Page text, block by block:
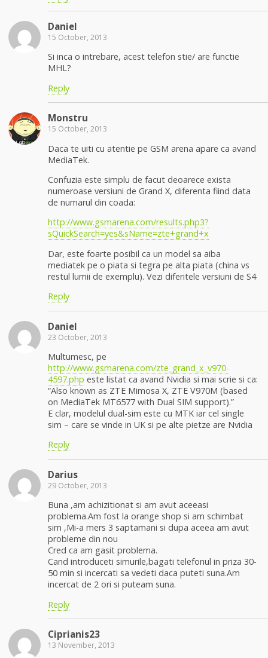
Daniel
15 October, 2013
Si inca o intrebare, acest telefon stie/ are functie
MHL?
Reply
Monstru
15 October, 2013
Daca te uiti cu atentie pe GSM arena apare ca avand
MediaTek.
Confuzia este simplu de facut deoarece exista
numeroase versiuni de Grand X, diferenta fiind data
de numarul din coada:
http://www.gsmarena.com/results.php3?
sQuickSearch=yes&sName=zte+grand+x
Dar, este foarte posibil ca un model sa aiba
mediatek pe o piata si tegra pe alta piata (china vs
restul lumii de exemplu). Vezi diferitele versiuni de S4
Reply
Daniel
23 October, 2013
Multumesc, pe
http://www.gsmarena.com/zte_grand_x_v970-
4597.php este listat ca avand Nvidia si mai scrie si ca:
“Also known as ZTE Mimosa X, ZTE V970M (based
on MediaTek MT6577 with Dual SIM support).”
E clar, modelul dual-sim este cu MTK iar cel single
sim – care se vinde in UK si pe alte pietze are Nvidia
Reply
Darius
29 October, 2013
Buna ,am achizitionat si am avut aceeasi
problema.Am fost la orange shop si am schimbat
sim ,Mi-a mers 3 saptamani si dupa aceea am avut
probleme din nou
Cred ca am gasit problema.
Cand introduceti simurile,bagati telefonul in priza 30-
50 min si incercati sa vedeti daca puteti suna.Am
incercat de 2 ori si puteam suna.
Reply
Ciprianis23
13 November, 2013